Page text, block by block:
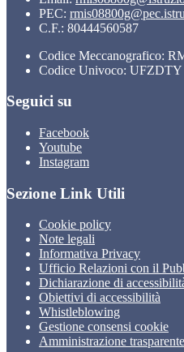
PEC:
C.F.: 80444560587
Codice Meccanografico:
Codice Univoco: UFZDTY
Seguici su
Facebook
Youtube
Instagram
Sezione Link Utili
Cookie policy
Note legali
Informativa Privacy
Ufficio Relazioni con il
Dichiarazione di
Obiettivi di accessibilità
Whistleblowing
Gestione consensi cookie
Amministrazione trasparente